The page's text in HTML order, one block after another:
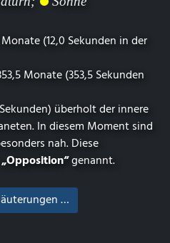
(12,0 Sekunden in der
Monate (353,5 Sekunden
überholt der innere
In diesem Moment sind
nah. Diese
„Opposition“genannt.
…